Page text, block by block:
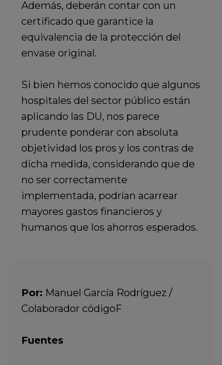
Además, deberán contar con un
certificado que garantice la
equivalencia de la protección del
envase original.
Si bien hemos conocido que algunos
hospitales del sector público están
aplicando las DU, nos parece
prudente ponderar con absoluta
objetividad los pros y los contras de
dicha medida, considerando que de
no ser correctamente
implementada, podrían acarrear
mayores gastos financieros y
humanos que los ahorros esperados.
Por: Manuel García Rodríguez /
Colaborador códigoF
Fuentes